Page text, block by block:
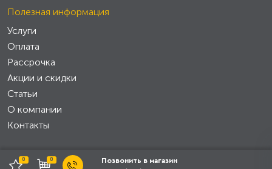
0 0 Позвонить в магазин
Полезная информация
Услуги
Оплата
Рассрочка
Акции и скидки
Статьи
О компании
Контакты